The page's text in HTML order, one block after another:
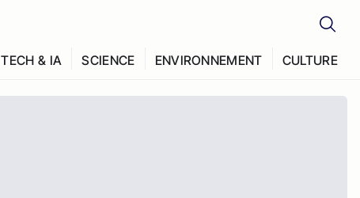
TECH & IA SCIENCE ENVIRONNEMENT CULTURE